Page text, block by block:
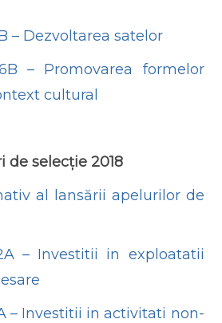
– Dezvoltarea satelor
– Promovarea formelor
cultural
de selecție 2018
al lansării apelurilor de
– Investitii in exploatatii
– Investitii in activitati non-